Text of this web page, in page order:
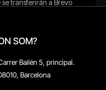
SOM?
Bailén 5, principal.
Barcelona